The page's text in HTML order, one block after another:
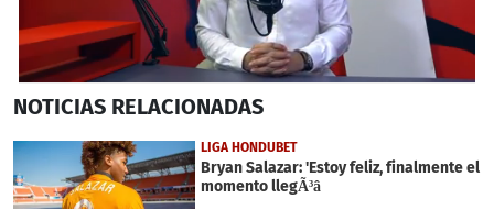
seconds
7
minutes,
45
seconds
NOTICIAS RELACIONADAS
LIGA HONDUBET
Bryan Salazar: 'Estoy feliz, finalmente el
momento llegÃ³â